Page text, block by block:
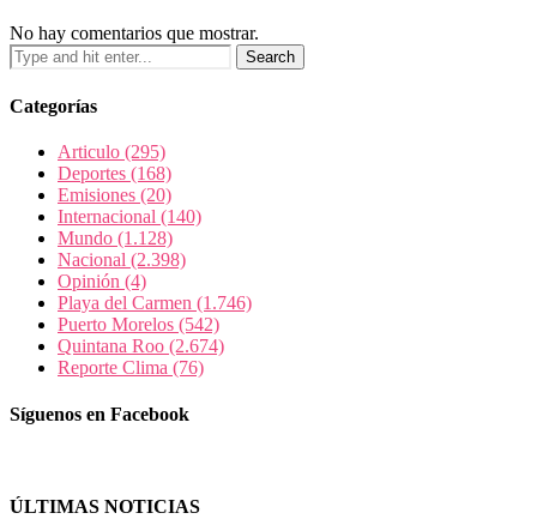
No hay comentarios que mostrar.
Categorías
Articulo (295)
Deportes (168)
Emisiones (20)
Internacional (140)
Mundo (1.128)
Nacional (2.398)
Opinión (4)
Playa del Carmen (1.746)
Puerto Morelos (542)
Quintana Roo (2.674)
Reporte Clima (76)
Síguenos en Facebook
ÚLTIMAS NOTICIAS